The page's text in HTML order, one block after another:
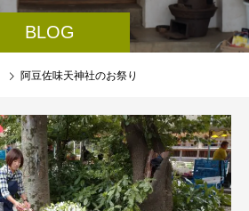
BLOG
阿豆佐味天神社のお祭り